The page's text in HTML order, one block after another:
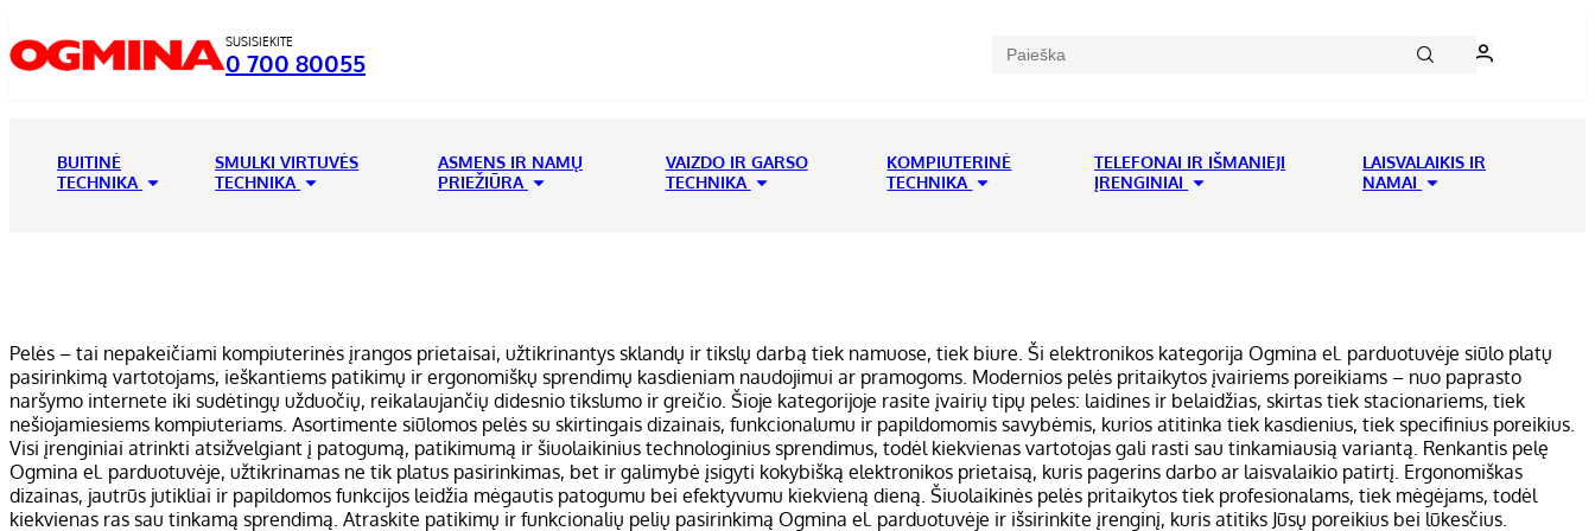
SUSISIEKITE
0 700 80055
BUITINĖ
TECHNIKA
SMULKI VIRTUVĖS
TECHNIKA
ASMENS IR NAMŲ
PRIEŽIŪRA
VAIZDO IR GARSO
TECHNIKA
KOMPIUTERINĖ
TECHNIKA
TELEFONAI IR IŠMANIEJI
ĮRENGINIAI
LAISVALAIKIS IR
NAMAI
Pelės – tai nepakeičiami kompiuterinės įrangos prietaisai, užtikrinantys sklandų ir tikslų darbą tiek namuose, tiek biure. Ši elektronikos kategorija Ogmina el. parduotuvėje siūlo platų
pasirinkimą vartotojams, ieškantiems patikimų ir ergonomiškų sprendimų kasdieniam naudojimui ar pramogoms. Modernios pelės pritaikytos įvairiems poreikiams – nuo paprasto
naršymo internete iki sudėtingų užduočių, reikalaujančių didesnio tikslumo ir greičio. Šioje kategorijoje rasite įvairių tipų peles: laidines ir belaidžias, skirtas tiek stacionariems, tiek
nešiojamiesiems kompiuteriams. Asortimente siūlomos pelės su skirtingais dizainais, funkcionalumu ir papildomomis savybėmis, kurios atitinka tiek kasdienius, tiek specifinius poreikius.
Visi įrenginiai atrinkti atsižvelgiant į patogumą, patikimumą ir šiuolaikinius technologinius sprendimus, todėl kiekvienas vartotojas gali rasti sau tinkamiausią variantą. Renkantis pelę
Ogmina el. parduotuvėje, užtikrinamas ne tik platus pasirinkimas, bet ir galimybė įsigyti kokybišką elektronikos prietaisą, kuris pagerins darbo ar laisvalaikio patirtį. Ergonomiškas
dizainas, jautrūs jutikliai ir papildomos funkcijos leidžia mėgautis patogumu bei efektyvumu kiekvieną dieną. Šiuolaikinės pelės pritaikytos tiek profesionalams, tiek mėgėjams, todėl
kiekvienas ras sau tinkamą sprendimą. Atraskite patikimų ir funkcionalių pelių pasirinkimą Ogmina el. parduotuvėje ir išsirinkite įrenginį, kuris atitiks Jūsų poreikius bei lūkesčius.